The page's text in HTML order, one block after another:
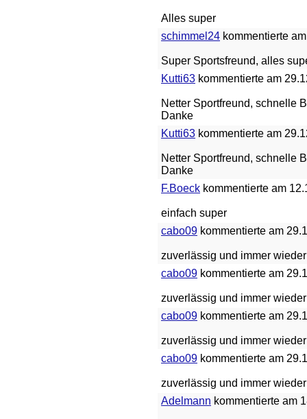
Alles super
schimmel24 kommentierte
Super Sportsfreund, alles
Kutti63 kommentierte am
Netter Sportfreund, schnelle
Danke
Kutti63 kommentierte am
Netter Sportfreund, schnelle
Danke
F.Boeck kommentierte am
einfach super
cabo09 kommentierte am
zuverlässig und immer
cabo09 kommentierte am
zuverlässig und immer
cabo09 kommentierte am
zuverlässig und immer
cabo09 kommentierte am
zuverlässig und immer
Adelmann kommentierte am